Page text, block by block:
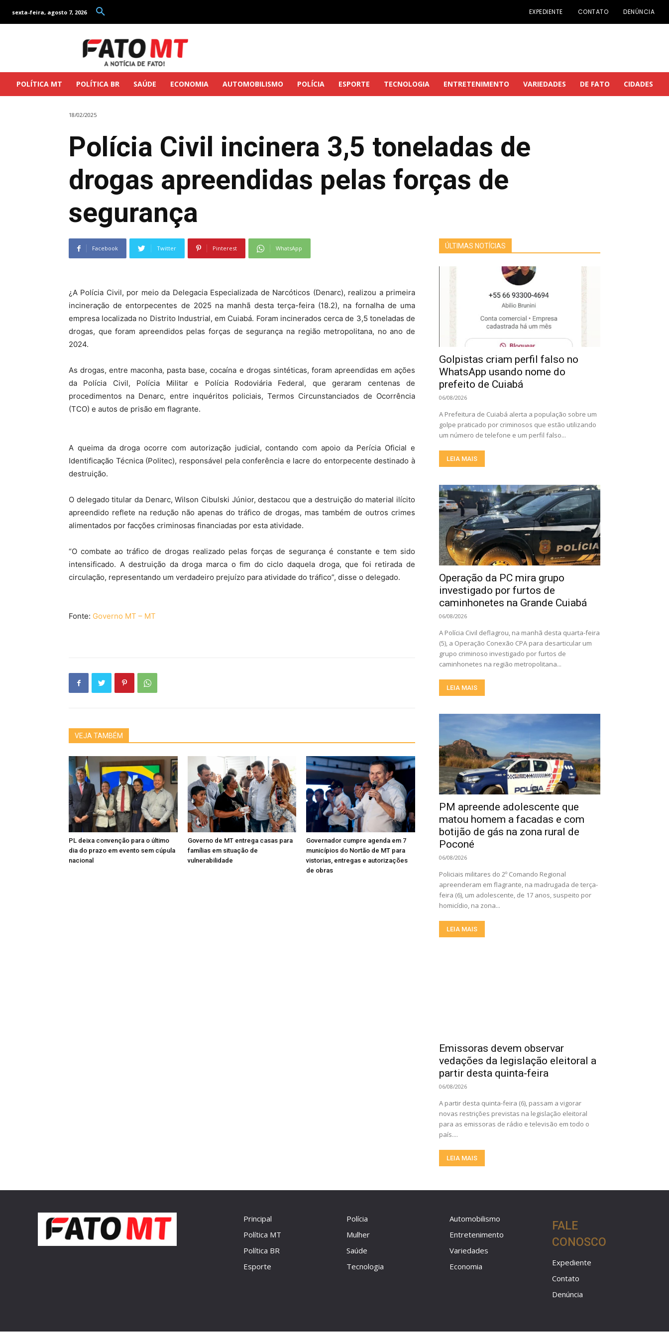
sexta-feira, agosto 7, 2026 EXPEDIENTE CONTATO DENÚNCIA
POLÍTICA MT POLÍTICA BR SAÚDE ECONOMIA AUTOMOBILISMO POLÍCIA ESPORTE TECNOLOGIA ENTRETENIMENTO VARIEDADES DE FATO CIDADES
18/02/2025
Polícia Civil incinera 3,5 toneladas de
drogas apreendidas pelas forças de
segurança
Facebook Twitter Pinterest WhatsApp
¿A Polícia Civil, por meio da Delegacia Especializada de Narcóticos (Denarc), realizou a primeira
incineração de entorpecentes de 2025 na manhã desta terça-feira (18.2), na fornalha de uma
empresa localizada no Distrito Industrial, em Cuiabá. Foram incinerados cerca de 3,5 toneladas de
drogas, que foram apreendidos pelas forças de segurança na região metropolitana, no ano de
2024.
As drogas, entre maconha, pasta base, cocaína e drogas sintéticas, foram apreendidas em ações
da Polícia Civil, Polícia Militar e Polícia Rodoviária Federal, que geraram centenas de
procedimentos na Denarc, entre inquéritos policiais, Termos Circunstanciados de Ocorrência
(TCO) e autos de prisão em flagrante.
A queima da droga ocorre com autorização judicial, contando com apoio da Perícia Oficial e
Identificação Técnica (Politec), responsável pela conferência e lacre do entorpecente destinado à
destruição.
O delegado titular da Denarc, Wilson Cibulski Júnior, destacou que a destruição do material ilícito
apreendido reflete na redução não apenas do tráfico de drogas, mas também de outros crimes
alimentados por facções criminosas financiadas por esta atividade.
“O combate ao tráfico de drogas realizado pelas forças de segurança é constante e tem sido
intensificado. A destruição da droga marca o fim do ciclo daquela droga, que foi retirada de
circulação, representando um verdadeiro prejuízo para atividade do tráfico”, disse o delegado.
Fonte: Governo MT – MT
VEJA TAMBÉM
PL deixa convenção para o último
dia do prazo em evento sem cúpula
nacional
Governo de MT entrega casas para
famílias em situação de
vulnerabilidade
Governador cumpre agenda em 7
municípios do Nortão de MT para
vistorias, entregas e autorizações
de obras
ÚLTIMAS NOTÍCIAS
Golpistas criam perfil falso no
WhatsApp usando nome do
prefeito de Cuiabá
06/08/2026
A Prefeitura de Cuiabá alerta a população sobre um
golpe praticado por criminosos que estão utilizando
um número de telefone e um perfil falso...
LEIA MAIS
Operação da PC mira grupo
investigado por furtos de
caminhonetes na Grande Cuiabá
06/08/2026
A Polícia Civil deflagrou, na manhã desta quarta-feira
(5), a Operação Conexão CPA para desarticular um
grupo criminoso investigado por furtos de
caminhonetes na região metropolitana...
LEIA MAIS
PM apreende adolescente que
matou homem a facadas e com
botijão de gás na zona rural de
Poconé
06/08/2026
Policiais militares do 2º Comando Regional
apreenderam em flagrante, na madrugada de terça-
feira (6), um adolescente, de 17 anos, suspeito por
homicídio, na zona...
LEIA MAIS
Emissoras devem observar
vedações da legislação eleitoral a
partir desta quinta-feira
06/08/2026
A partir desta quinta-feira (6), passam a vigorar
novas restrições previstas na legislação eleitoral
para as emissoras de rádio e televisão em todo o
país....
LEIA MAIS
Principal
Política MT
Política BR
Esporte
Polícia
Mulher
Saúde
Tecnologia
Automobilismo
Entretenimento
Variedades
Economia
FALE
CONOSCO
Expediente
Contato
Denúncia